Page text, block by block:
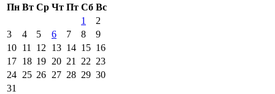
Пн Вт Ср Чт Пт Сб Вс
1
2
3
4 5 6 7 8
9
10 11 12 13 14 15 16
17 18 19 20 21 22 23
24 25 26 27 28 29 30
31